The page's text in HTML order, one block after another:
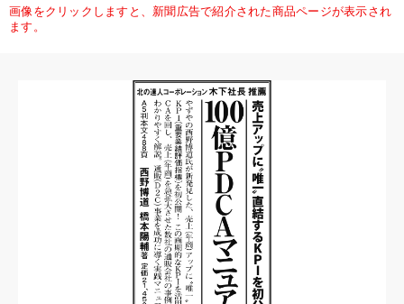
画像をクリックしますと、新聞広告で紹介された商品ページが表示され
ます。